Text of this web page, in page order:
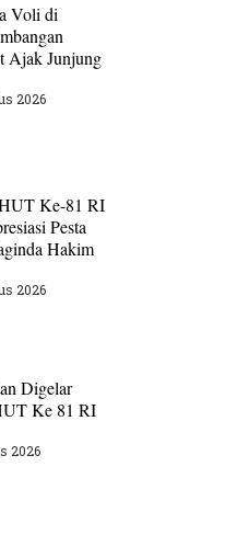
Voli di
Ajak Junjung
2026
Ke-81 RI
Pesta
Hakim
2026
Digelar
Ke 81 RI
2026